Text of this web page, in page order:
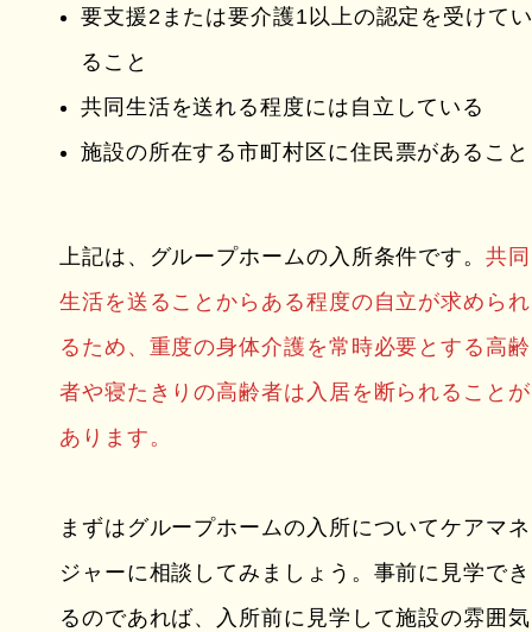
要支援2または要介護1以上の認定を受けてい
ること
共同生活を送れる程度には自立している
施設の所在する市町村区に住民票があること
上記は、グループホームの入所条件です。共同
生活を送ることからある程度の自立が求められ
るため、重度の身体介護を常時必要とする高齢
者や寝たきりの高齢者は入居を断られることが
あります。
まずはグループホームの入所についてケアマネ
ジャーに相談してみましょう。事前に見学でき
るのであれば、入所前に見学して施設の雰囲気